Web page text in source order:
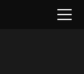
Menü
öffnen